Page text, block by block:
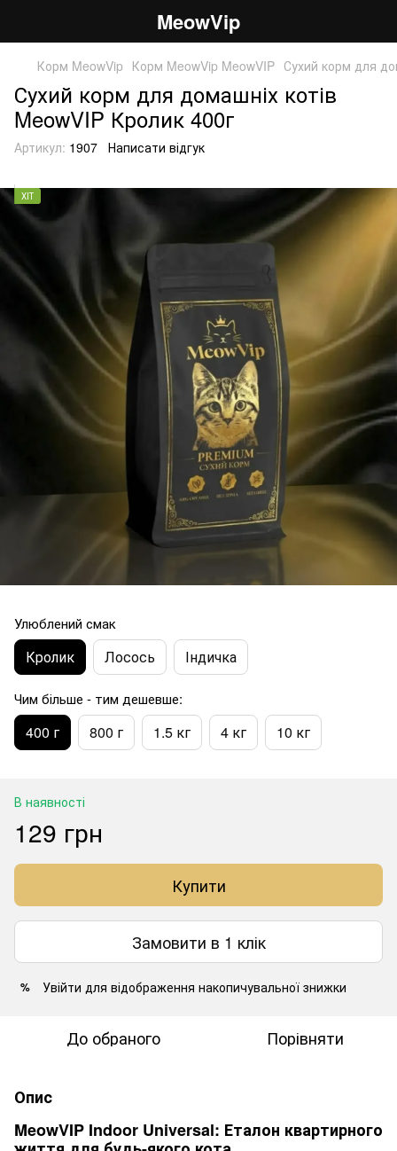
MeowVip
Корм MeowVip Корм MeowVip MeowVIP Сухий корм для
Сухий корм для домашніх котів
MeowVIP Кролик 400г
Артикул: 1907 Написати відгук
ХІТ
Улюблений смак
Кролик Лосось Індичка
Чим більше - тим дешевше:
400 г 800 г 1.5 кг 4 кг 10 кг
В наявності
129 грн
Купити
Замовити в 1 клік
% Увійти для відображення накопичувальної знижки
До обраного Порівняти
Опис
MeowVIP Indoor Universal: Еталон квартирного